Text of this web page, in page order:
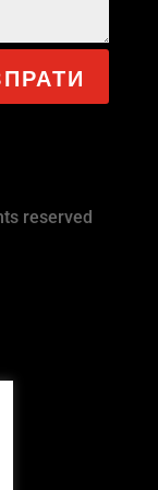
reserved